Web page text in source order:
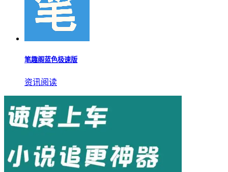
笔趣阁蓝色极速版
资讯阅读